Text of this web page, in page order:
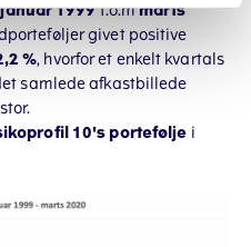
januar 1999t.o.mmarts
givet positive
%, hvorfor et enkelt kvartals
samlede afkastbillede
10's portefølje i